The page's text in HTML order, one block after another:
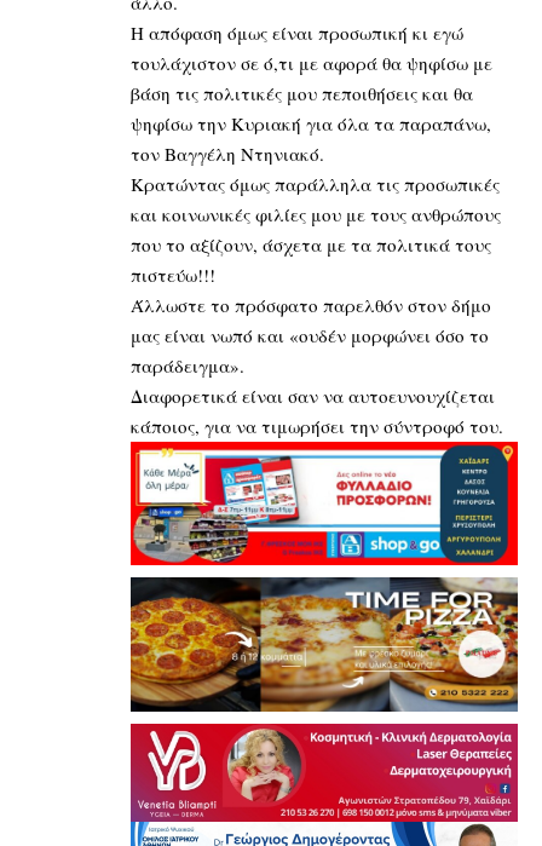
Η απόφαση όμως είναι προσωπική κι εγώ
τουλάχιστον σε ό,τι με αφορά θα ψηφίσω με
βάση τις πολιτικές μου πεποιθήσεις και θα
ψηφίσω την Κυριακή για όλα τα παραπάνω,
τον Βαγγέλη Ντηνιακό.
Κρατώντας όμως παράλληλα τις προσωπικές
και κοινωνικές φιλίες μου με τους ανθρώπους
που το αξίζουν, άσχετα με τα πολιτικά τους
πιστεύω!!!
Άλλωστε το πρόσφατο παρελθόν στον δήμο
μας είναι νωπό και «ουδέν μορφώνει όσο το
παράδειγμα».
Διαφορετικά είναι σαν να αυτοευνουχίζεται
κάποιος, για να τιμωρήσει την σύντροφό του.